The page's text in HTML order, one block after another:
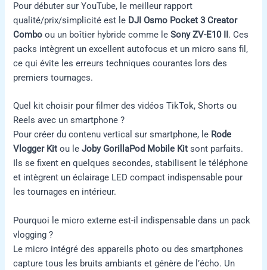
Pour débuter sur YouTube, le meilleur rapport
qualité/prix/simplicité est le DJI Osmo Pocket 3 Creator
Combo ou un boîtier hybride comme leSony ZV-E10 II. Ces
packs intègrent un excellent autofocus et un micro sans fil,
ce qui évite les erreurs techniques courantes lors des
premiers tournages.
Quel kit choisir pour filmer des vidéos TikTok, Shorts ou
Reels avec un smartphone ?
Pour créer du contenu vertical sur smartphone, le Rode
Vlogger Kit ou leJoby GorillaPod Mobile Kit sont parfaits.
Ils se fixent en quelques secondes, stabilisent le téléphone
et intègrent un éclairage LED compact indispensable pour
les tournages en intérieur.
Pourquoi le micro externe est-il indispensable dans un pack
vlogging ?
Le micro intégré des appareils photo ou des smartphones
capture tous les bruits ambiants et génère de l’écho. Un